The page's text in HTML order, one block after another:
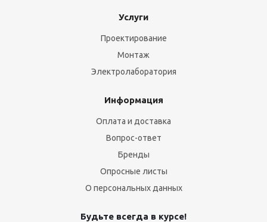
Услуги
Проектирование
Монтаж
Электролаборатория
Информация
Оплата и доставка
Вопрос-ответ
Бренды
Опросные листы
О персональных данных
Будьте всегда в курсе!